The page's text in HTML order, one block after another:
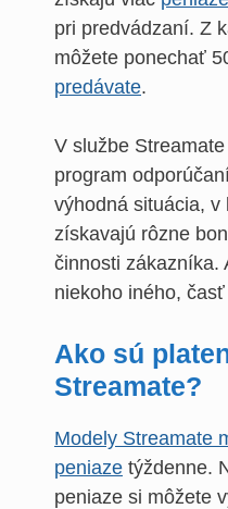
pri predvádzaní. Z
môžete ponechať
predávate.
V službe
program
výhodná situácia, v
získavajú rôzne
činnosti zákazníka.
niekoho iného,
Ako sú
Streamate?
Modely Streamate
peniaze týždenne.
peniaze si môžete